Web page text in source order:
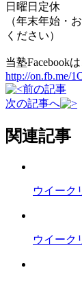
日曜日定休
（年末年始・
ください）
当塾Facebook
http://on.fb.me/
前の記事
次の記事へ
関連記事
ウイーク
ウイーク